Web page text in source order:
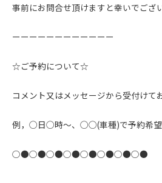
事前にお問合せ頂けますと幸いでござ
ーーーーーーーーーーーー
☆ご予約について☆
コメント又はメッセージから受付けて
例，◯日◯時〜、◯◯(車種)で予約希望
○●○●○●○●○●○●○●○●